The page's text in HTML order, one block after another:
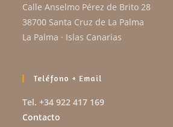
Calle Anselmo Pérez de Brito 28
38700 Santa Cruz de La Palma
La Palma · Islas Canarias
Teléfono + Email
Tel. +34 922 417 169
Contacto